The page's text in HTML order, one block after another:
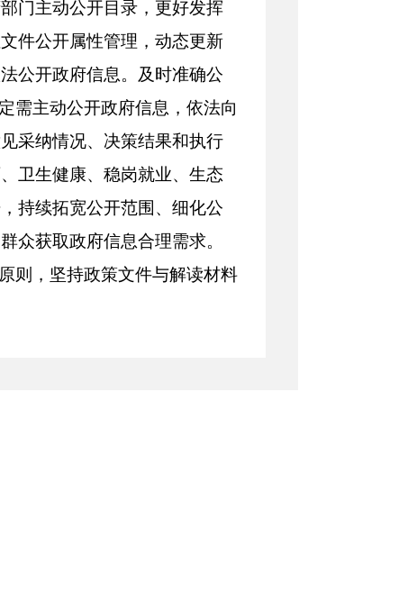
门主动公开目录，更好发挥
件公开属性管理，动态更新
公开政府信息。及时准确公
需主动公开政府信息，依法向
采纳情况、决策结果和执行
卫生健康、稳岗就业、生态
持续拓宽公开范围、细化公
众获取政府信息合理需求。
则，坚持政策文件与解读材料
反馈回访全流程管理，及时
力防范化解重大风险，全力
政府信息15289条，其中：州
理、审查、办理、答复、归